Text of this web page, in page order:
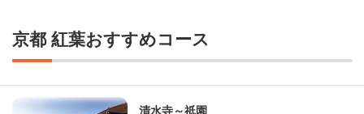
京都 紅葉おすすめコース
清水寺～祇園